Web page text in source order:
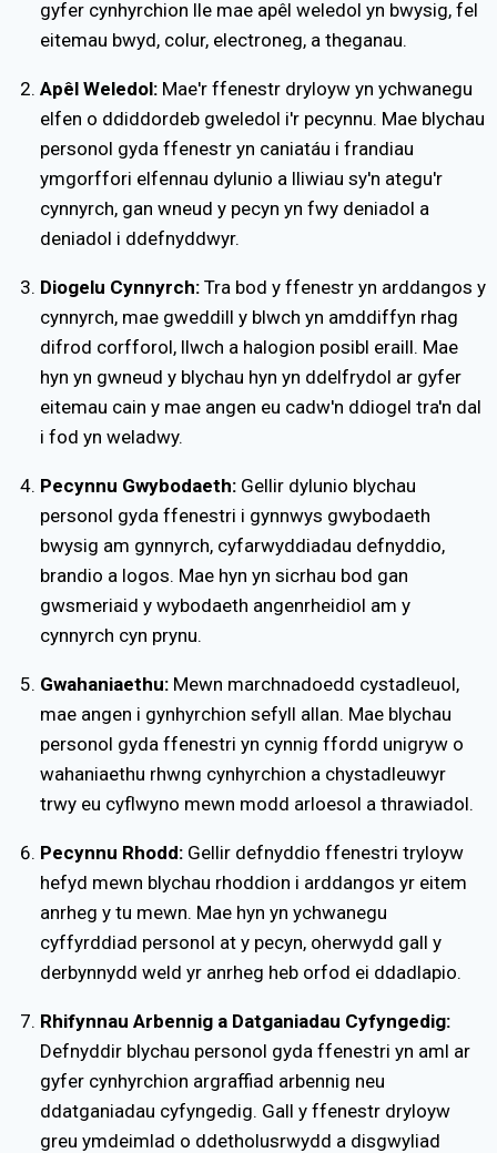
gyfer cynhyrchion lle mae apêl weledol yn bwysig, fel
eitemau bwyd, colur, electroneg, a theganau.
Apêl Weledol:Mae'r ffenestr dryloyw yn ychwanegu
elfen o ddiddordeb gweledol i'r pecynnu. Mae blychau
personol gyda ffenestr yn caniatáu i frandiau
ymgorffori elfennau dylunio a lliwiau sy'n ategu'r
cynnyrch, gan wneud y pecyn yn fwy deniadol a
deniadol i ddefnyddwyr.
Diogelu Cynnyrch:Tra bod y ffenestr yn arddangos y
cynnyrch, mae gweddill y blwch yn amddiffyn rhag
difrod corfforol, llwch a halogion posibl eraill. Mae
hyn yn gwneud y blychau hyn yn ddelfrydol ar gyfer
eitemau cain y mae angen eu cadw'n ddiogel tra'n dal
i fod yn weladwy.
Pecynnu Gwybodaeth:Gellir dylunio blychau
personol gyda ffenestri i gynnwys gwybodaeth
bwysig am gynnyrch, cyfarwyddiadau defnyddio,
brandio a logos. Mae hyn yn sicrhau bod gan
gwsmeriaid y wybodaeth angenrheidiol am y
cynnyrch cyn prynu.
Gwahaniaethu:Mewn marchnadoedd cystadleuol,
mae angen i gynhyrchion sefyll allan. Mae blychau
personol gyda ffenestri yn cynnig ffordd unigryw o
wahaniaethu rhwng cynhyrchion a chystadleuwyr
trwy eu cyflwyno mewn modd arloesol a thrawiadol.
Pecynnu Rhodd:Gellir defnyddio ffenestri tryloyw
hefyd mewn blychau rhoddion i arddangos yr eitem
anrheg y tu mewn. Mae hyn yn ychwanegu
cyffyrddiad personol at y pecyn, oherwydd gall y
derbynnydd weld yr anrheg heb orfod ei ddadlapio.
Rhifynnau Arbennig a Datganiadau Cyfyngedig:
Defnyddir blychau personol gyda ffenestri yn aml ar
gyfer cynhyrchion argraffiad arbennig neu
ddatganiadau cyfyngedig. Gall y ffenestr dryloyw
greu ymdeimlad o ddetholusrwydd a disgwyliad